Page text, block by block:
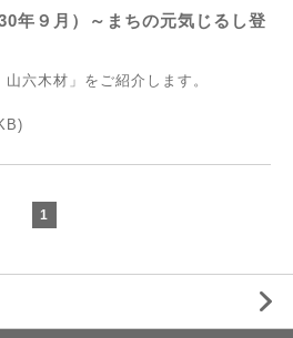
年９月）～まちの元気じるし登
六木材」をご紹介します。
1